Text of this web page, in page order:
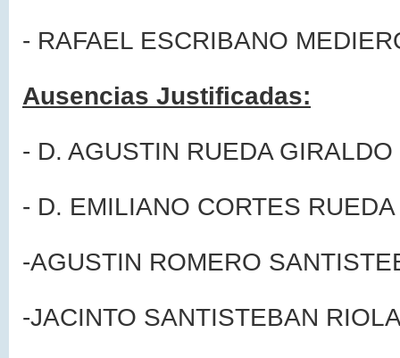
- RAFAEL ESCRIBANO
Ausencias Justificadas:
- D. AGUSTIN RUEDA GIRALDO
- D. EMILIANO CORTES RUEDA
-AGUSTIN ROMERO
-JACINTO SANTISTEBAN